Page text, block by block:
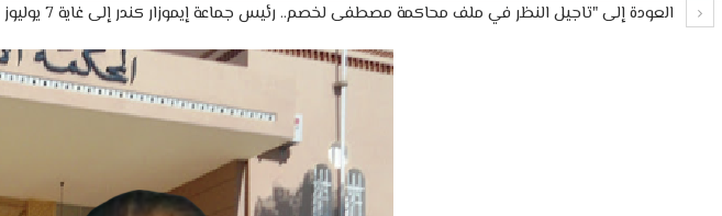
العودة إلى "تاجيل النظر في ملف محاكمة مصطفى لخصم.. رئيس جماعة إيموزار كندر إلى غاية 7 يوليوز 2026"